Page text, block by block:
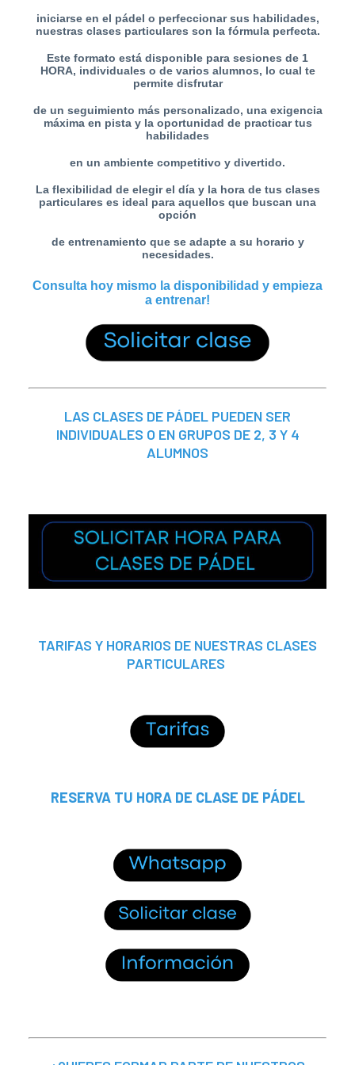
iniciarse en el pádel o perfeccionar sus habilidades,
nuestras clases particulares son la fórmula perfecta.
Este formato está disponible para sesiones de 1
HORA, individuales o de varios alumnos, lo cual te
permite disfrutar
de un seguimiento más personalizado, una exigencia
máxima en pista y la oportunidad de practicar tus
habilidades
en un ambiente competitivo y divertido.
La flexibilidad de elegir el día y la hora de tus clases
particulares es ideal para aquellos que buscan una
opción
de entrenamiento que se adapte a su horario y
necesidades.
Consulta hoy mismo la disponibilidad y empieza
a entrenar!
LAS CLASES DE PÁDEL PUEDEN SER
INDIVIDUALES O EN GRUPOS DE 2, 3 Y 4
ALUMNOS
TARIFAS Y HORARIOS DE NUESTRAS CLASES
PARTICULARES
RESERVA TU HORA DE CLASE DE PÁDEL